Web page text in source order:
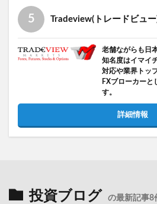
Tradeview(トレードビュ
老舗ながらも日
知名度はイマイ
対応や業界トッ
FXブローカーと
す。
詳細情報
投資ブログ の最新記事8